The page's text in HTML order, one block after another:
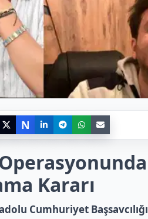
N
Kararı
Cumhuriyet